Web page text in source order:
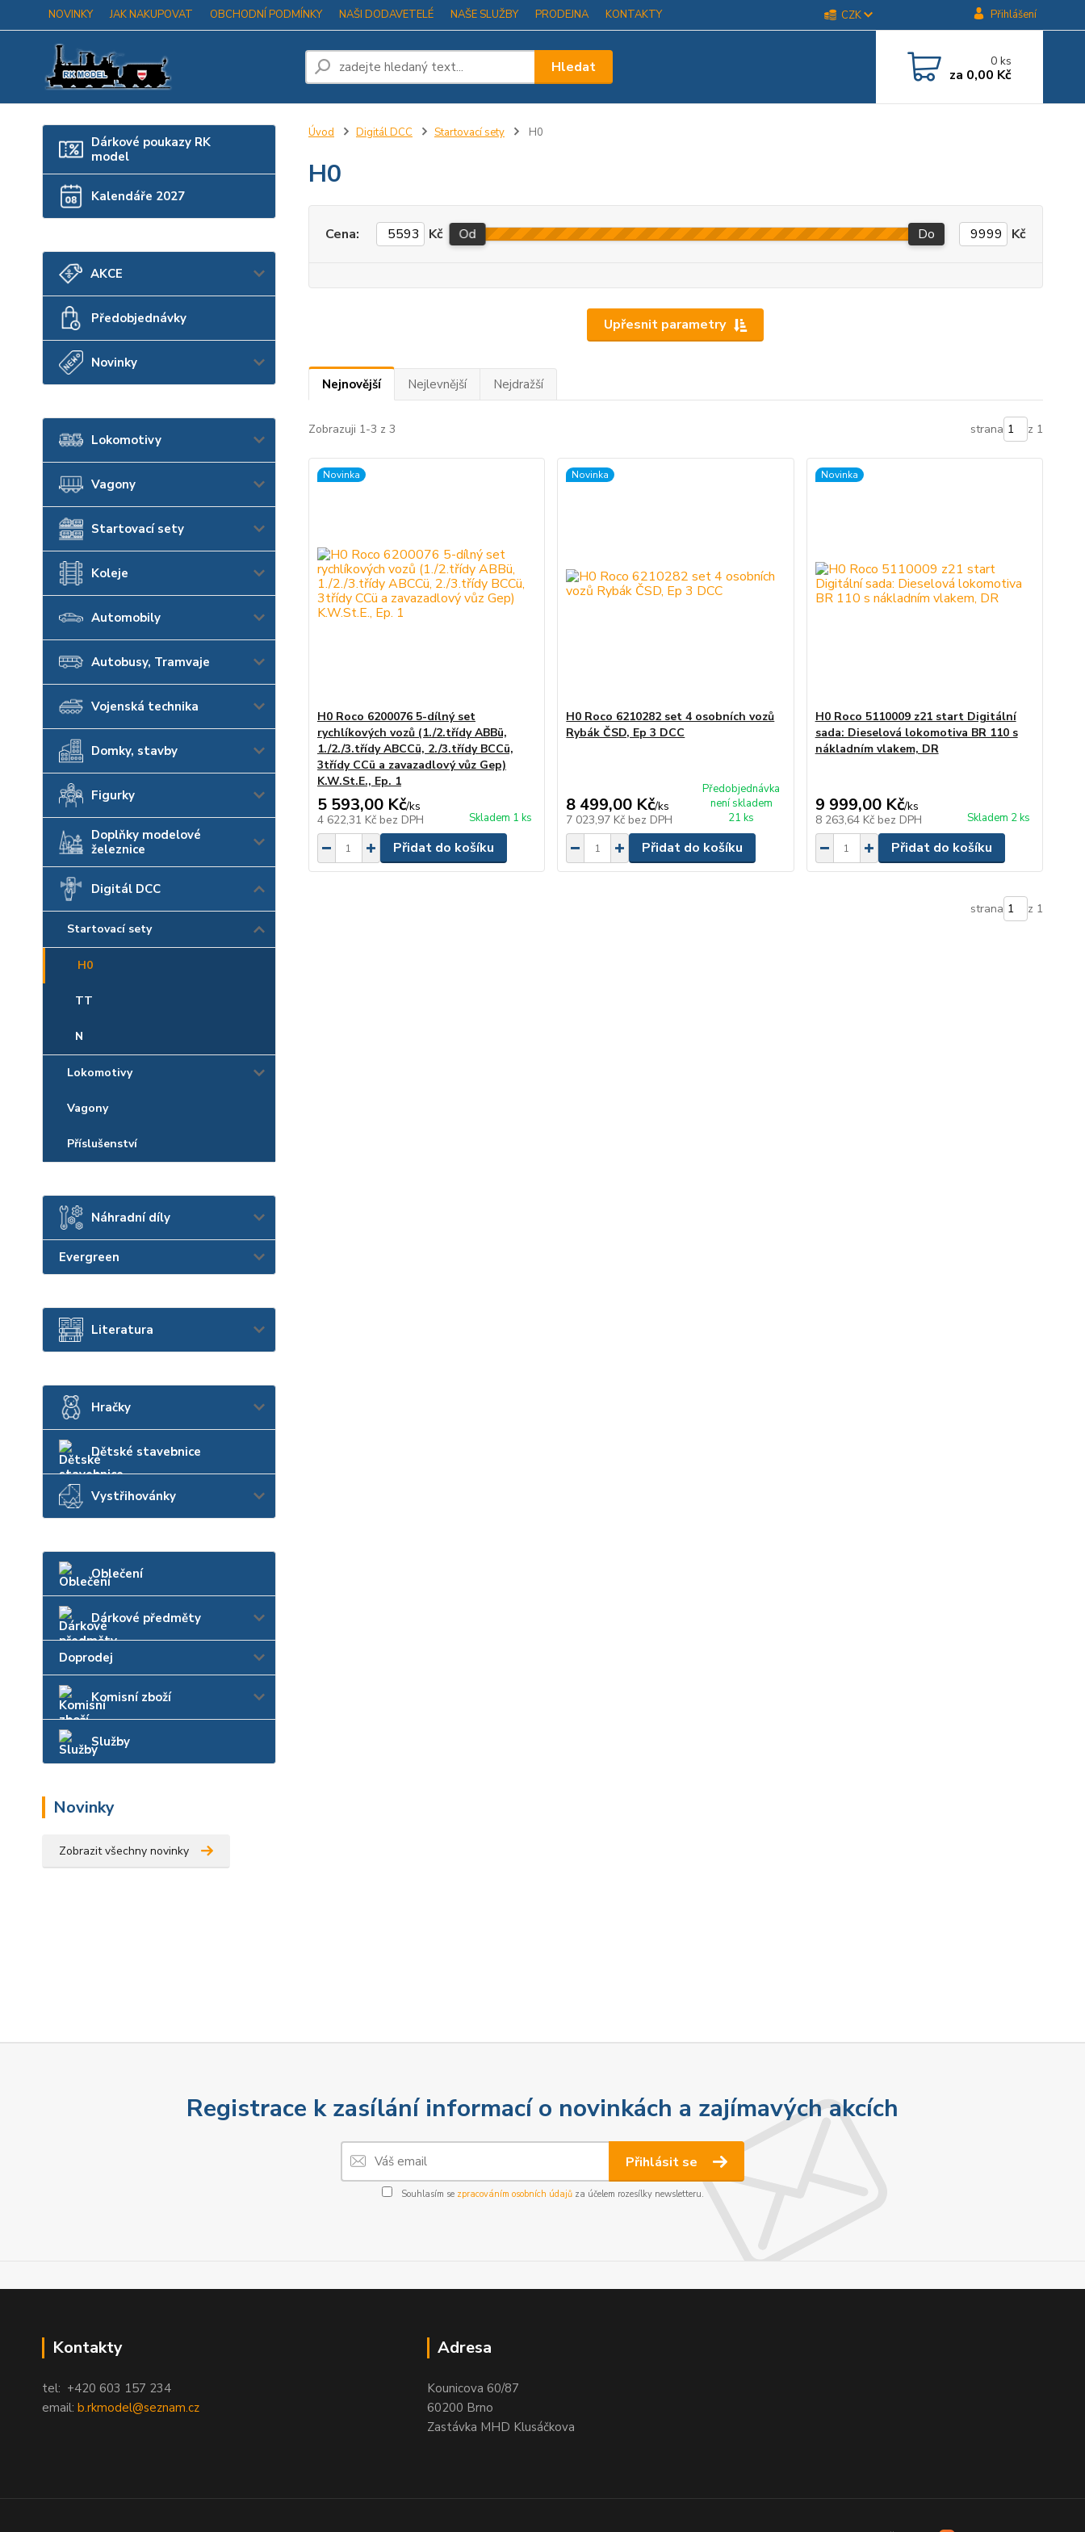
NOVINKY JAK NAKUPOVAT OBCHODNÍ PODMÍNKY NAŠI DODAVETELÉ NAŠE SLUŽBY PRODEJNA KONTAKTY CZK Přihlášení
Hledat 0ks
za 0,00 Kč
Dárkové poukazy RK
model
Kalendáře 2027
AKCE
Předobjednávky
Novinky
Lokomotivy
Vagony
Startovací sety
Koleje
Automobily
Autobusy, Tramvaje
Vojenská technika
Domky, stavby
Figurky
Doplňky modelové
železnice
Digitál DCC
Startovací sety
H0
TT
N
Lokomotivy
Vagony
Příslušenství
Náhradní díly
Evergreen
Literatura
Hračky
Dětské stavebnice
Vystřihovánky
Oblečení
Dárkové předměty
Doprodej
Komisní zboží
Služby
Novinky
Zobrazit všechny novinky
Úvod Digitál DCC Startovací sety H0
H0
Upřesnit parametry
Cena: Kč Od Do Kč
Nejnovější Nejlevnější Nejdražší
Zobrazuji 1-3 z 3 strana z 1
Novinka
H0 Roco 6200076 5-dílný set
rychlíkových vozů (1./2.třídy ABBü,
1./2./3.třídy ABCCü, 2./3.třídy BCCü,
3třídy CCü a zavazadlový vůz Gep)
K.W.St.E., Ep. 1
5 593,00 Kč/ks
4 622,31 Kč bez DPH Skladem 1 ks
Přidat do košíku
Novinka
H0 Roco 6210282 set 4 osobních vozů
Rybák ČSD, Ep 3 DCC
8 499,00 Kč/ks
7 023,97 Kč bez DPH
Předobjednávka
není skladem
21 ks
Přidat do košíku
Novinka
H0 Roco 5110009 z21 start Digitální
sada: Dieselová lokomotiva BR 110 s
nákladním vlakem, DR
9 999,00 Kč/ks
8 263,64 Kč bez DPH Skladem 2 ks
Přidat do košíku
strana z 1
Registrace k zasílání informací o novinkách a zajímavých akcích
Přihlásit se
Souhlasím se zpracováním osobních údajůza účelem rozesílky newsletteru.
Kontakty
tel: +420 603 157 234
email: b.rkmodel@seznam.cz
Adresa
Kounicova 60/87
60200 Brno
Zastávka MHD Klusáčkova